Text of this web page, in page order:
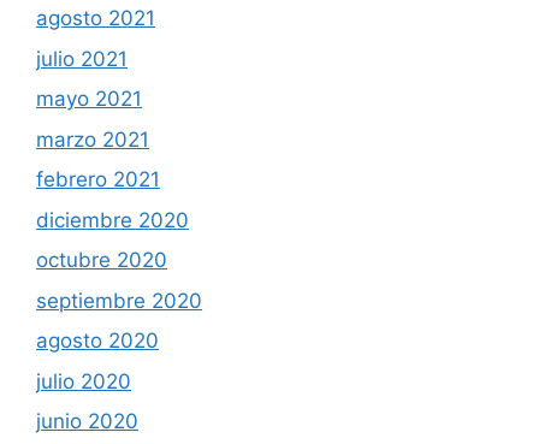
agosto 2021
julio 2021
mayo 2021
marzo 2021
febrero 2021
diciembre 2020
octubre 2020
septiembre 2020
agosto 2020
julio 2020
junio 2020